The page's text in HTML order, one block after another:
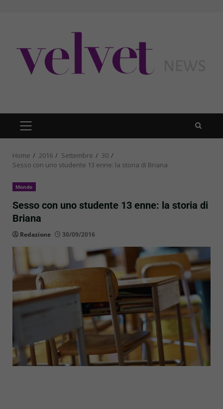
PRIMARY
MENU
Home 2016 Settembre
30
Sesso con uno studente 13 enne: la storia di Briana
Mondo
Sesso con uno studente 13 enne: la storia di
Briana
Redazione 30/09/2016